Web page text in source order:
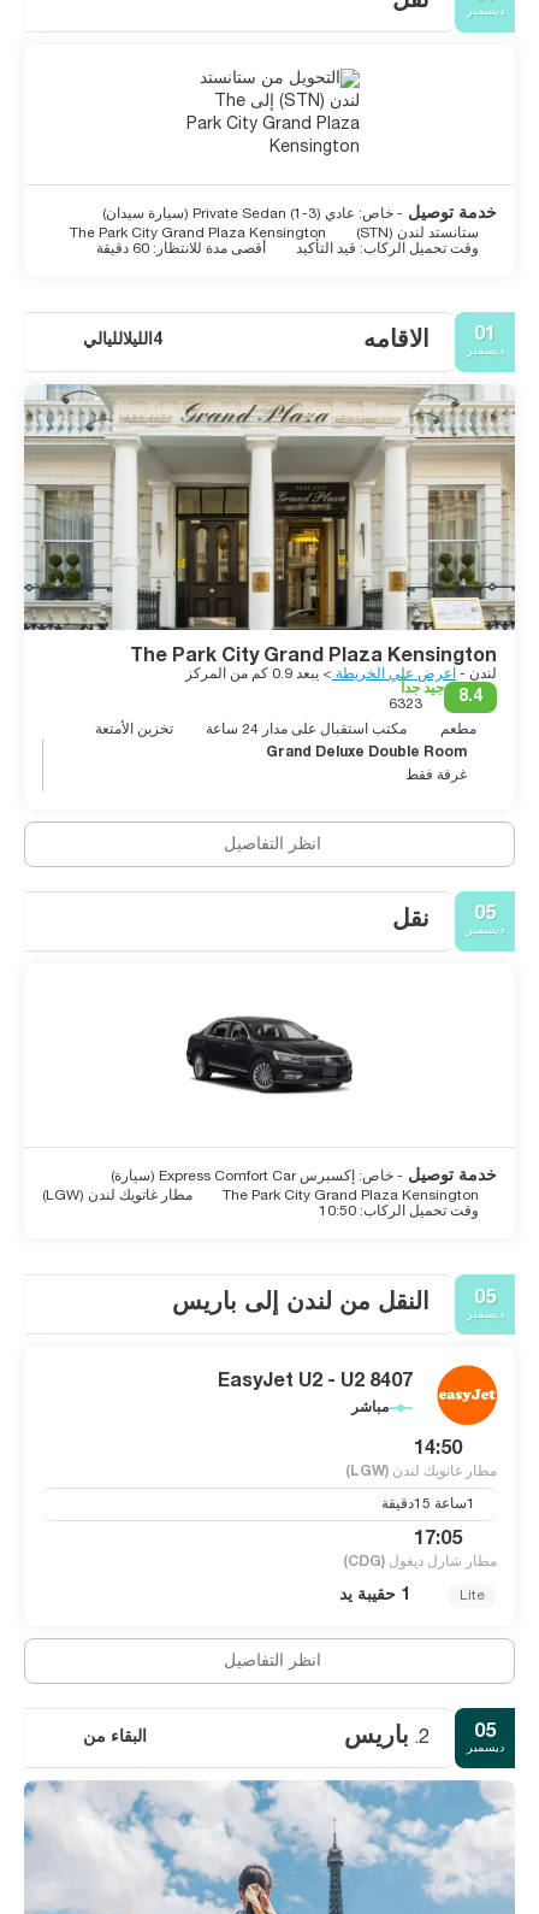
ديسمبر
خدمة توصيل - خاص: عادي Private Sedan (1-3) (سيارة سيدان)
ستانستد لندن (STN)
The Park City Grand Plaza Kensington
وقت تحميل الركاب: قيد التأكيد
أقصى مدة للانتظار: 60 دقيقة
01
ديسمبر الاقامه 4الليلالليالي
The Park City Grand Plaza Kensington
لندن - اعرض علي الخريطة > يبعد 0.9 كم من المركز
8.4
جيد جداً
6323
مطعم
مكتب استقبال على مدار 24 ساعة
تخزين الأمتعة
Grand Deluxe Double Room
غرفة فقط
انظر التفاصيل
05
ديسمبر نقل
خدمة توصيل - خاص: إكسبرس Express Comfort Car (سيارة)
The Park City Grand Plaza Kensington
مطار غاتويك لندن (LGW)
وقت تحميل الركاب: 10:50
05
ديسمبر النقل من لندن إلى باريس
EasyJet U2 - U2 8407
مباشر
14:50
مطار غاتويك لندن (LGW)
17:05
مطار شارل ديغول (CDG)
Lite 1 حقيبة يد
انظر التفاصيل
05
ديسمبر 2. باريس البقاء من